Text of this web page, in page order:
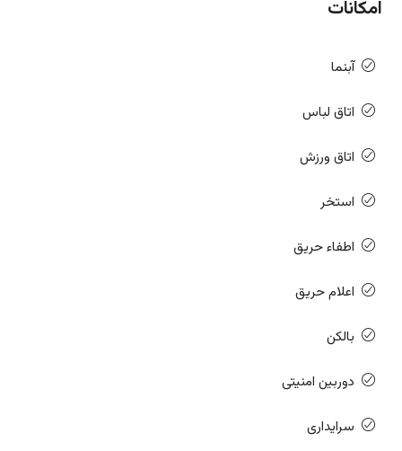
امکانات
آبنما
اتاق لباس
اتاق ورزش
استخر
اطفاء حریق
اعلام حریق
بالکن
دوربین امنیتی
سرایداری